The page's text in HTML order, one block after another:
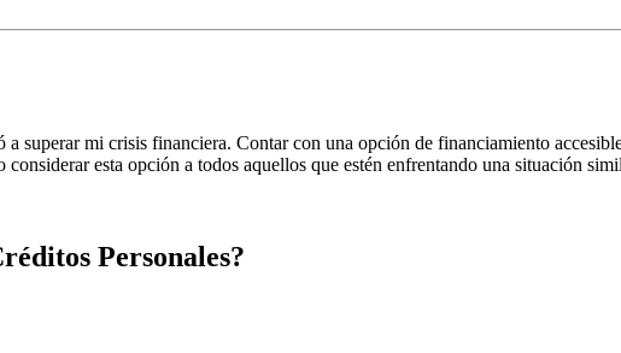
superar mi crisis financiera. Contar con una opción de financiamiento
esta opción a todos aquellos que estén enfrentando una situación
Personales?